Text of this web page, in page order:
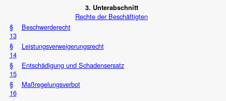
3. Unterabschnitt
Rechte der Beschäftigten
§
13
Beschwerderecht
§
14
Leistungsverweigerungsrecht
§
15
Entschädigung und Schadensersatz
§
16
Maßregelungsverbot